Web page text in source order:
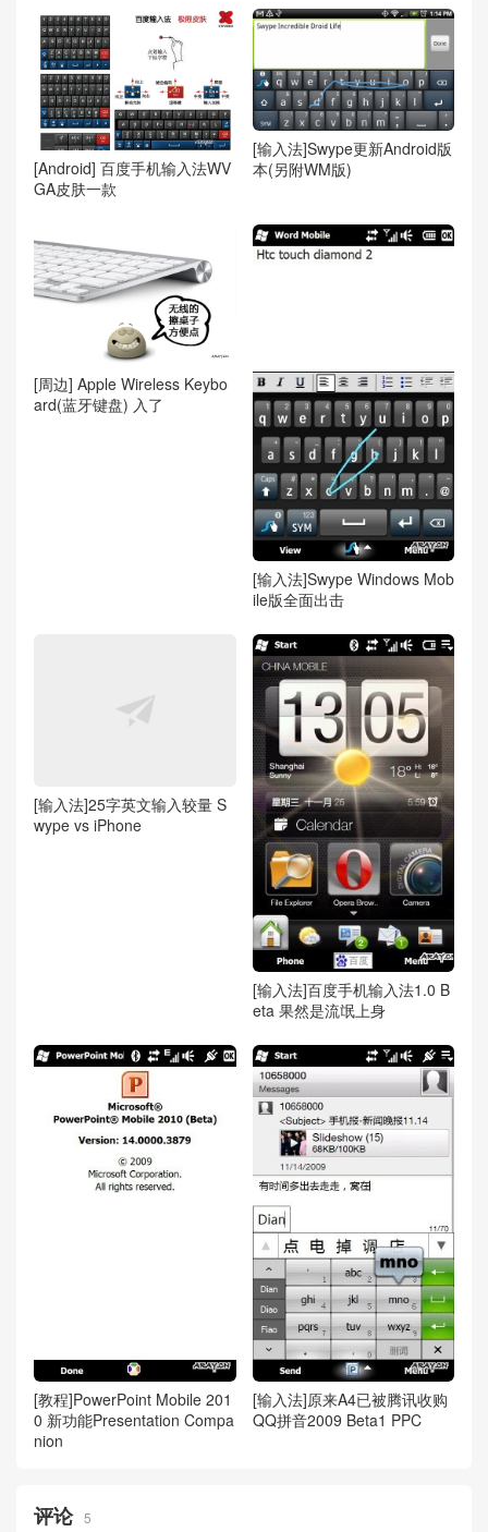
[Android] 百度手机输入法WV
GA皮肤一款
[输入法]Swype更新Android版
本(另附WM版)
[周边] Apple Wireless Keybo
ard(蓝牙键盘) 入了
[输入法]Swype Windows Mob
ile版全面出击
[输入法]25字英文输入较量 S
wype vs iPhone
[输入法]百度手机输入法1.0 B
eta 果然是流氓上身
[教程]PowerPoint Mobile 201
0 新功能Presentation Compa
nion
[输入法]原来A4已被腾讯收购
QQ拼音2009 Beta1 PPC
评论 5